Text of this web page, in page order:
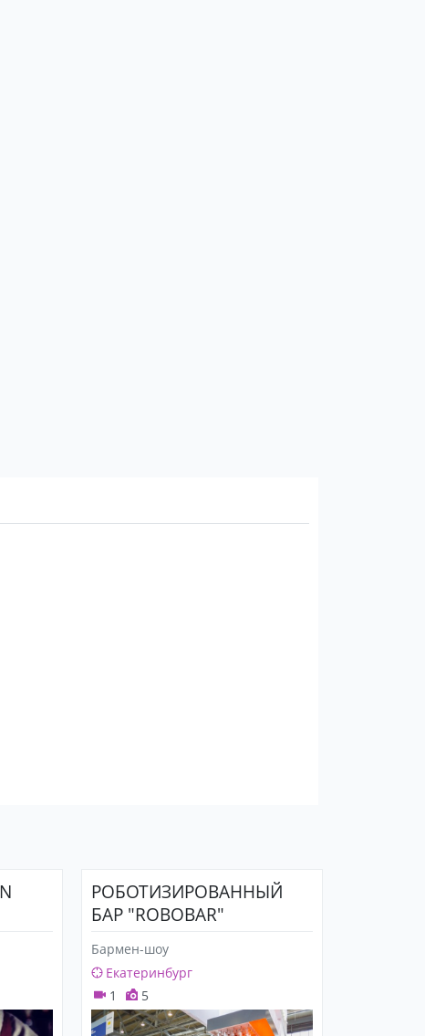
РОБОТИЗИРОВАННЫЙ
БАР "ROBOBAR"
Бармен-шоу
Екатеринбург
1
5